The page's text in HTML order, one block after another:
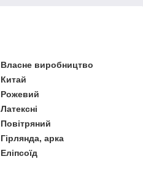
Власне виробництво
Китай
Рожевий
Латексні
Повітряний
Гірлянда, арка
Еліпсоїд